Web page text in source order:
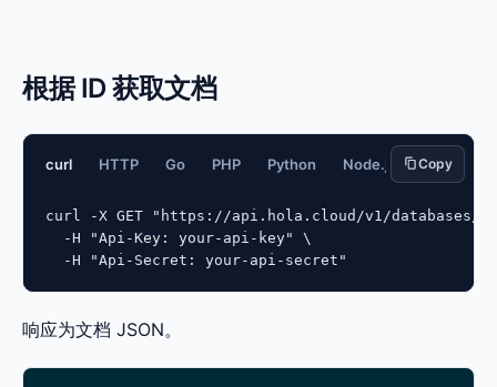
根据 ID 获取文档
curl HTTP Go PHP Python Node.js JavaScript
Copy
curl -X GET "https://api.hola.cloud/v1/databases/
  -H "Api-Key: your-api-key" \
  -H "Api-Secret: your-api-secret"
响应为文档 JSON。